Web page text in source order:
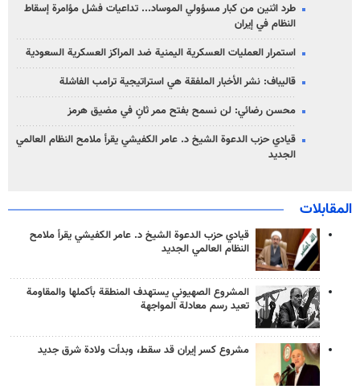
طرد اثنين من كبار مسؤولي الموساد... تداعيات فشل مؤامرة إسقاط
النظام في إيران
استمرار العمليات العسكرية اليمنية ضد المراكز العسكرية السعودية
قاليباف: نشر الأخبار الملفقة هي استراتيجية ترامب الفاشلة
محسن رضائي: لن نسمح بفتح ممر ثانٍ في مضيق هرمز
قيادي حزب الدعوة الشيخ د. عامر الكفيشي يقرأ ملامح النظام العالمي
الجديد
المقابلات
قيادي حزب الدعوة الشيخ د. عامر الكفيشي يقرأ ملامح
النظام العالمي الجديد
المشروع الصهيوني يستهدف المنطقة بأكملها والمقاومة
تعيد رسم معادلة المواجهة
مشروع كسر إيران قد سقط، وبدأت ولادة شرق جديد